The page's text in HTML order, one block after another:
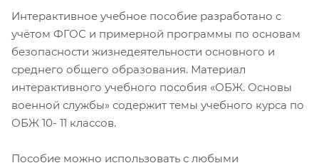
Интерактивное учебное пособие разработано с
учётом ФГОС и примерной программы по основам
безопасности жизнедеятельности основного и
среднего общего образования. Материал
интерактивного учебного пособия «ОБЖ. Основы
военной службы» содержит темы учебного курса по
ОБЖ 10- 11 классов.
Пособие можно использовать с любыми